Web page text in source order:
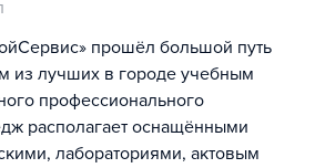
прошёл большой путь
из лучших в городе учебным
профессионального
располагает оснащёнными
лабораториями, актовым